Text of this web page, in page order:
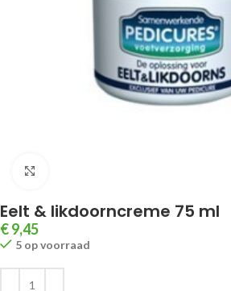
Eelt & likdoorncreme 75 ml
€9,45
5 op voorraad